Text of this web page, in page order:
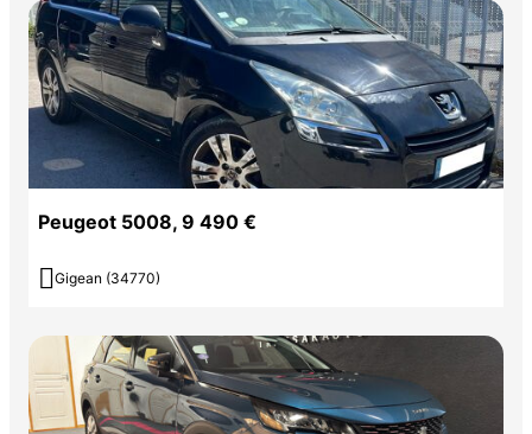
Peugeot 5008, 9 490 €
 Gigean (34770)